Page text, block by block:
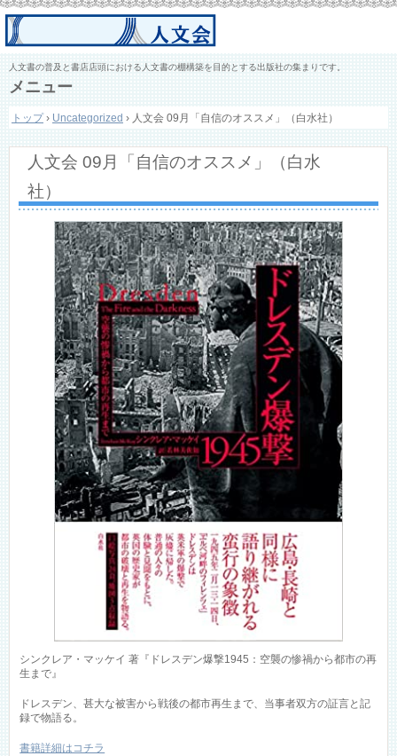
人文書の普及と書店店頭における人文書の棚構築を目的とする出版社の集まりです。
メニュー
ン
ン
キ
トップ › Uncategorized › 人文会 09月「自信のオススメ」（白水社）
人文会 09月「自信のオススメ」（白水
社）
シンクレア・マッケイ 著『ドレスデン爆撃1945：空襲の惨禍から都市の再
生まで』
ドレスデン、甚大な被害から戦後の都市再生まで、当事者双方の証言と記
録で物語る。
書籍詳細はコチラ